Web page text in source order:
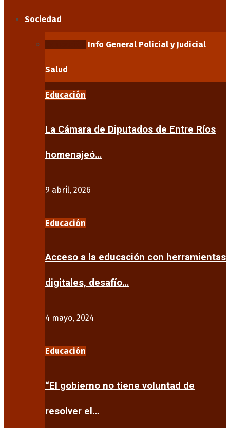
Sociedad
Info General Policial y Judicial
Salud
Educación
La Cámara de Diputados de Entre Ríos
homenajeó…
9 abril, 2026
Educación
Acceso a la educación con herramientas
digitales, desafío…
4 mayo, 2024
Educación
“El gobierno no tiene voluntad de
resolver el…